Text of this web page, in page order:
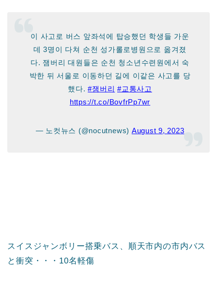
이 사고로 버스 앞좌석에 탑승했던 학생들 가운
데 3명이 다쳐 순천 성가롤로병원으로 옮겨졌
다. 잼버리 대원들은 순천 청소년수련원에서 숙
박한 뒤 서울로 이동하던 길에 이같은 사고를 당
했다.#잼버리 #교통사고
https://t.co/BovfrPp7wr
— 노컷뉴스 (@nocutnews) August 9, 2023
スイスジャンボリー搭乗バス、順天市内の市内バス
と衝突・・・10名軽傷